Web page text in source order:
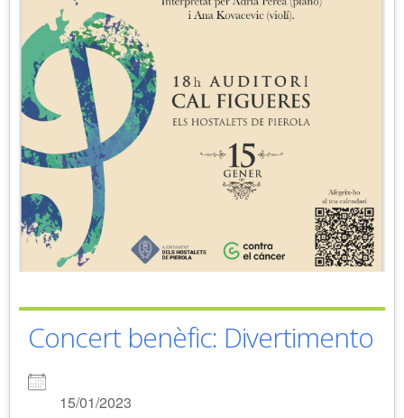
Concert benèfic: Divertimento
15/01/2023